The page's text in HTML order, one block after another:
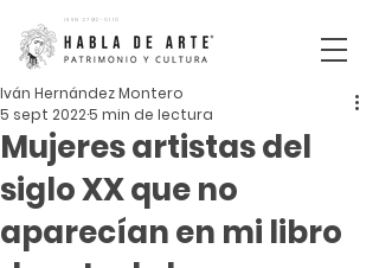
ISSN 2792-5110
Mujeres artistas del
siglo XX que no
aparecían en mi libro
Iván Hernández Montero
5 sept 20225 min de lectura